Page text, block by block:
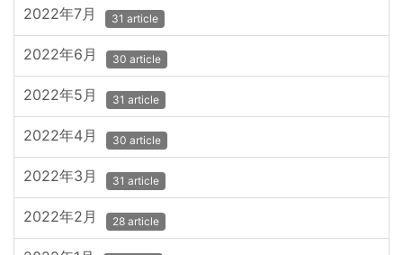
2022年7月 31 article
2022年6月 30 article
2022年5月 31 article
2022年4月 30 article
2022年3月 31 article
2022年2月 28 article